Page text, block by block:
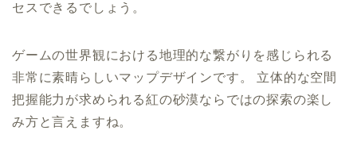
セスできるでしょう。
ゲームの世界観における地理的な繋がりを感じられる
非常に素晴らしいマップデザインです。 立体的な空間
把握能力が求められる紅の砂漠ならではの探索の楽し
み方と言えますね。